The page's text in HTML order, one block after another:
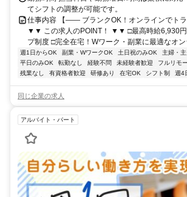
てシフトの調整が可能です。
仕事内容 【―― ブランクOK！オンラインでト
▼▼ この求人のPOINT！ ▼▼ □最高時給6,930円
プ制度 □完全在宅！Wワーク・副業に最適なオン
週1日からOK 副業・WワークOK 土日祝のみOK 主婦・
平日のみOK
転勤なし 経験不問 未経験者歓迎 フルリモ
残業なし
有資格者歓迎 研修あり 在宅OK シフト制 週4
同じ企業の求人
アルバイト・パート